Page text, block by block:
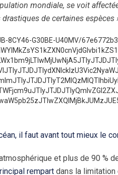
mondiale, se voit
de certaines espèces
8CY46-G30BE-U40MV/
il faut avant tout mieux le
et plus de 90 %
rempart dans la